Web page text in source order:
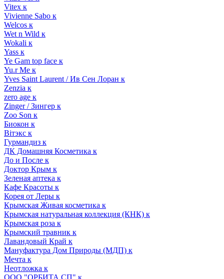
Vitex к
Vivienne Sabo к
Welcos к
Wet n Wild к
Wokali к
Yass к
Ye Gam top face к
Yu.r Me к
Yves Saint Laurent / Ив Сен Лоран к
Zenzia к
zero age к
Zinger / Зингер к
Zoo Son к
Биокон к
Вiтэкс к
Гурмандиз к
ДК Домашняя Косметика к
До и После к
Доктор Крым к
Зеленая аптека к
Кафе Красоты к
Корея от Леры к
Крымская Живая косметика к
Крымская натуральная коллекция (КНК) к
Крымская роза к
Крымский травник к
Лавандовый Край к
Мануфактура Дом Природы (МДП) к
Мечта к
Неотложка к